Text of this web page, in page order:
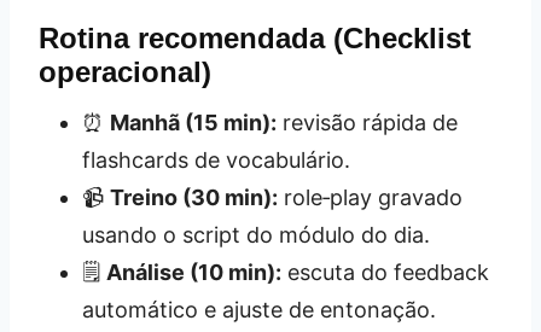
Rotina recomendada (Checklist
operacional)
⏰ Manhã (15 min): revisão rápida de
flashcards de vocabulário.
📹 Treino (30 min): role‑play gravado
usando o script do módulo do dia.
🗒️ Análise (10 min): escuta do feedback
automático e ajuste de entonação.